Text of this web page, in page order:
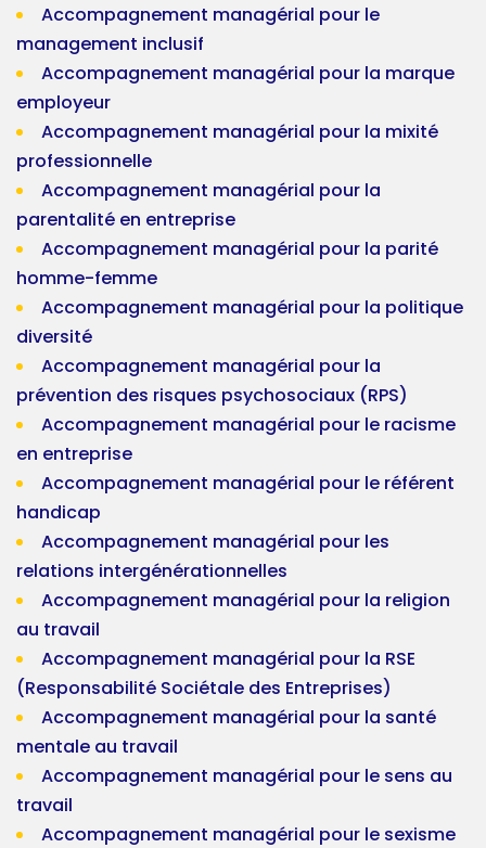
Accompagnement managérial pour le
management inclusif
Accompagnement managérial pour la marque
employeur
Accompagnement managérial pour la mixité
professionnelle
Accompagnement managérial pour la
parentalité en entreprise
Accompagnement managérial pour la parité
homme-femme
Accompagnement managérial pour la politique
diversité
Accompagnement managérial pour la
prévention des risques psychosociaux (RPS)
Accompagnement managérial pour le racisme
en entreprise
Accompagnement managérial pour le référent
handicap
Accompagnement managérial pour les
relations intergénérationnelles
Accompagnement managérial pour la religion
au travail
Accompagnement managérial pour la RSE
(Responsabilité Sociétale des Entreprises)
Accompagnement managérial pour la santé
mentale au travail
Accompagnement managérial pour le sens au
travail
Accompagnement managérial pour le sexisme